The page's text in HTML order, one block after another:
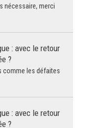
nécessaire, merci
: avec le retour
?
comme les défaites
: avec le retour
?